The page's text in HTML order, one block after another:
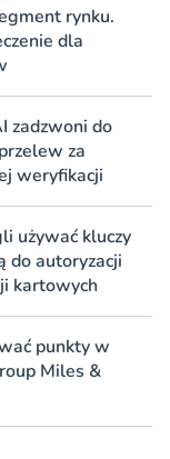
rynku.
dla
zadzwoni do
za
weryfikacji
używać kluczy
do autoryzacji
kartowych
punkty w
Miles &